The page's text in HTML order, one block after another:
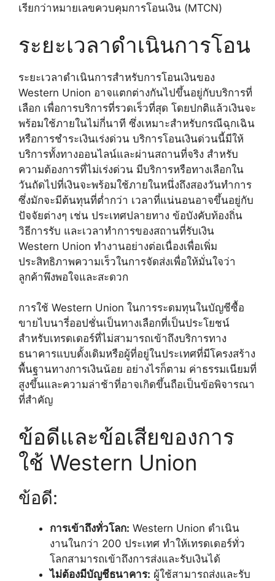
เรียกว่าหมายเลขควบคุมการโอนเงิน (MTCN)
ระยะเวลาดำเนินการโอน
ระยะเวลาดำเนินการสำหรับการโอนเงินของ
Western Union อาจแตกต่างกันไปขึ้นอยู่กับบริการที่
เลือก เพื่อการบริการที่รวดเร็วที่สุด โดยปกติแล้วเงินจะ
พร้อมใช้ภายในไม่กี่นาที ซึ่งเหมาะสำหรับกรณีฉุกเฉิน
หรือการชำระเงินเร่งด่วน บริการโอนเงินด่วนนี้มีให้
บริการทั้งทางออนไลน์และผ่านสถานที่จริง สำหรับ
ความต้องการที่ไม่เร่งด่วน มีบริการหรือทางเลือกใน
วันถัดไปที่เงินจะพร้อมใช้ภายในหนึ่งถึงสองวันทำการ
ซึ่งมักจะมีต้นทุนที่ต่ำกว่า เวลาที่แน่นอนอาจขึ้นอยู่กับ
ปัจจัยต่างๆ เช่น ประเทศปลายทาง ข้อบังคับท้องถิ่น
วิธีการรับ และเวลาทำการของสถานที่รับเงิน
Western Union ทำงานอย่างต่อเนื่องเพื่อเพิ่ม
ประสิทธิภาพความเร็วในการจัดส่งเพื่อให้มั่นใจว่า
ลูกค้าพึงพอใจและสะดวก
การใช้ Western Union ในการระดมทุนในบัญชีซื้อ
ขายไบนารี่ออปชั่นเป็นทางเลือกที่เป็นประโยชน์
สำหรับเทรดเดอร์ที่ไม่สามารถเข้าถึงบริการทาง
ธนาคารแบบดั้งเดิมหรือผู้ที่อยู่ในประเทศที่มีโครงสร้าง
พื้นฐานทางการเงินน้อย อย่างไรก็ตาม ค่าธรรมเนียมที่
สูงขึ้นและความล่าช้าที่อาจเกิดขึ้นถือเป็นข้อพิจารณา
ที่สำคัญ
ข้อดีและข้อเสียของการ
ใช้ Western Union
ข้อดี:
การเข้าถึงทั่วโลก: Western Union ดำเนิน
งานในกว่า 200 ประเทศ ทำให้เทรดเดอร์ทั่ว
โลกสามารถเข้าถึงการส่งและรับเงินได้
ไม่ต้องมีบัญชีธนาคาร: ผู้ใช้สามารถส่งและรับ